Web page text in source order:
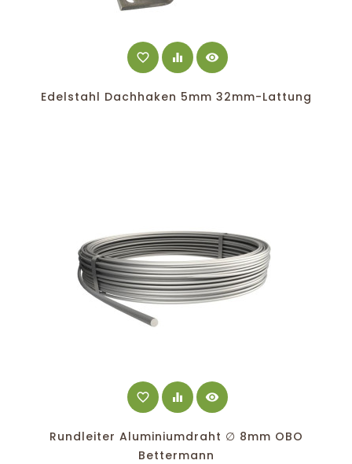
favorite_border equalizer visibility
Edelstahl Dachhaken 5mm 32mm-Lattung
favorite_border equalizer visibility
Rundleiter Aluminiumdraht ∅ 8mm OBO
Bettermann